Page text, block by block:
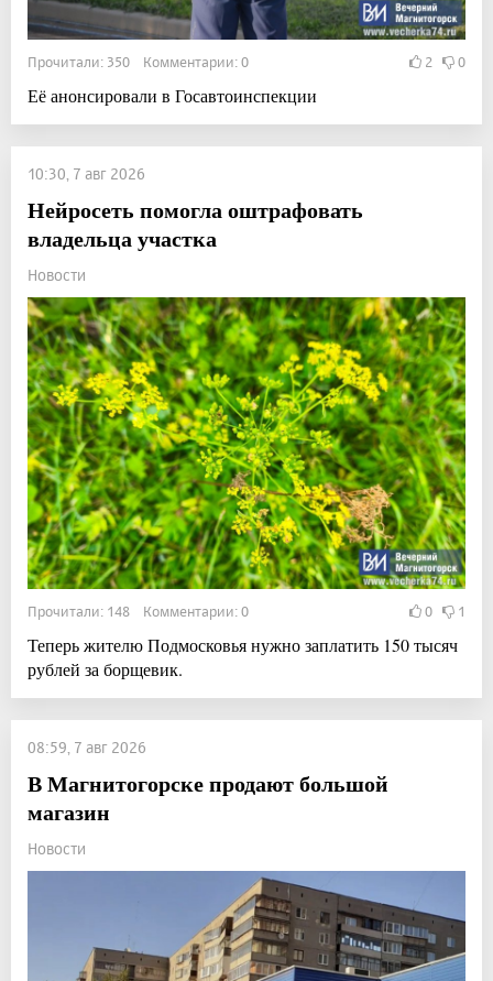
Прочитали: 350 Комментарии: 0 2 0
Её анонсировали в Госавтоинспекции
10:30, 7 авг 2026
Нейросеть помогла оштрафовать
владельца участка
Новости
Прочитали: 148 Комментарии: 0 0 1
Теперь жителю Подмосковья нужно заплатить 150 тысяч
рублей за борщевик.
08:59, 7 авг 2026
В Магнитогорске продают большой
магазин
Новости